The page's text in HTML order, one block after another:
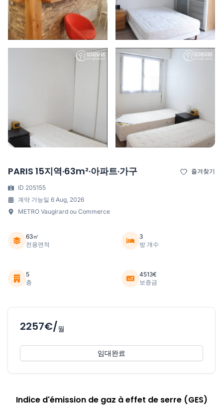
PARIS 15지역·63m²·아파트·가구 즐겨찾기
ID 205155
계약 가능일 6 Aug, 2026
METRO Vaugirard ou Commerce
63㎡
전용면적
3
방 개수
5
층
4513€
보증금
2257€/월
임대완료
Indice d'émission de gaz à effet de serre (GES)